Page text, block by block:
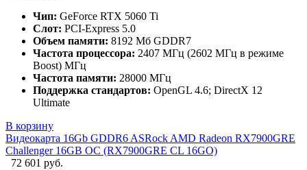
Чип: GeForce RTX 5060 Ti
Слот: PCI-Express 5.0
Объем памяти: 8192 Мб GDDR7
Частота процессора: 2407 МГц (2602 МГц в режиме
Boost) МГц
Частота памяти: 28000 МГц
Поддержка стандартов: OpenGL 4.6; DirectX 12
Ultimate
В корзину
Видеокарта 16Gb GDDR6 ASRock AMD Radeon RX7900GRE
Challenger 16GB OC (RX7900GRE CL 16GO)
72 601 руб.